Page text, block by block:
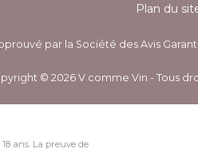
Plan du
par la Société des Avis
© 2026 V comme Vin - Tous
ans. La preuve de